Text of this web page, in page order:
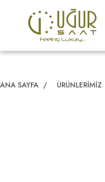
ANA SAYFA / ÜRÜNLERIMIZ